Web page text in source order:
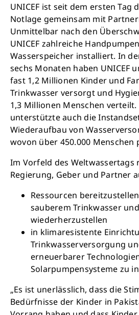
UNICEF ist seit dem ersten Tag
Notlage gemeinsam mit
Unmittelbar nach den
UNICEF zahlreiche
Wasserspeicher installiert. In
sechs Monaten haben UNICEF
fast 1,2 Millionen Kinder und
Trinkwasser versorgt und
1,3 Millionen Menschen verteilt.
unterstützte auch die
Wiederaufbau von
wovon über 450.000 Menschen
Im Vorfeld des Weltwassertags
Regierung, Geber und Partner
Ressourcen
sauberem Trinkwasser
wiederherzustellen
in klimaresistente
Trinkwasserversorgung
erneuerbarer
Solarpumpensysteme zu
„Es ist unerlässlich, dass die
Bedürfnisse der Kinder in